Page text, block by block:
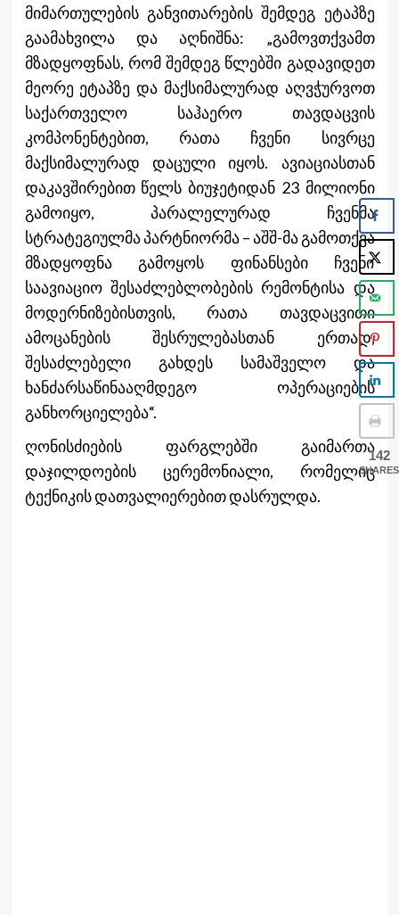
მიმართულების განვითარების შემდეგ ეტაპზე
გაამახვილა და აღნიშნა: „გამოვთქვამთ
მზადყოფნას, რომ შემდეგ წლებში გადავიდეთ
მეორე ეტაპზე და მაქსიმალურად აღვჭურვოთ
საქართველო საჰაერო თავდაცვის
კომპონენტებით, რათა ჩვენი სივრცე
მაქსიმალურად დაცული იყოს. ავიაციასთან
დაკავშირებით წელს ბიუჯეტიდან 23 მილიონი
გამოიყო, პარალელურად ჩვენმა
სტრატეგიულმა პარტნიორმა – აშშ-მა გამოთქვა
მზადყოფნა გამოყოს ფინანსები ჩვენი
საავიაციო შესაძლებლობების რემონტისა და
მოდერნიზებისთვის, რათა თავდაცვითი
ამოცანების შესრულებასთან ერთად,
შესაძლებელი გახდეს სამაშველო და
ხანძარსაწინააღმდეგო ოპერაციების
განხორციელება“.
ღონისძიების ფარგლებში გაიმართა
დაჯილდოების ცერემონიალი, რომელიც
ტექნიკის დათვალიერებით დასრულდა.
142
SHARES